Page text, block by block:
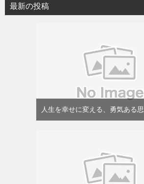
最新の投稿
人生を幸せに変える、勇気ある